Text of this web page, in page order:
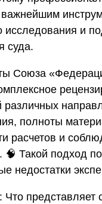
важнейшим
исследования и
суда.
Союза
различных
полноты
расчетов и
🧠 Такой подход
недостатки
Что представляет